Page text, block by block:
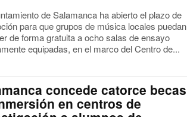
de Salamanca ha abierto el plazo de
para que grupos de música locales puedan
de forma gratuita a ocho salas de ensayo
equipadas, en el marco del Centro de...
concede catorce becas
en centros de